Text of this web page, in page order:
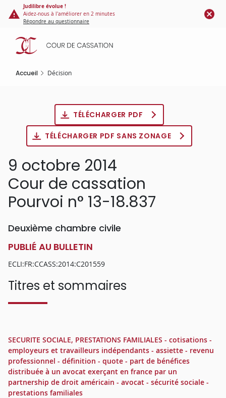
Panneau de gestion des cookies
contenu
principal
Judilibre évolue !
Aidez-nous à l'améliorer en 2 minutes
Répondre au questionnaire
Accueil Décision
TÉLÉCHARGER PDF
TÉLÉCHARGER PDF SANS ZONAGE
9 octobre 2014
Cour de cassation
Pourvoi n° 13-18.837
Deuxième chambre civile
PUBLIÉ AU BULLETIN
ECLI:FR:CCASS:2014:C201559
Titres et sommaires
SECURITE SOCIALE, PRESTATIONS FAMILIALES - cotisations -
employeurs et travailleurs indépendants - assiette - revenu
professionnel - définition - quote - part de bénéfices
distribuée à un avocat exerçant en france par un
partnership de droit américain - avocat - sécurité sociale -
prestations familiales